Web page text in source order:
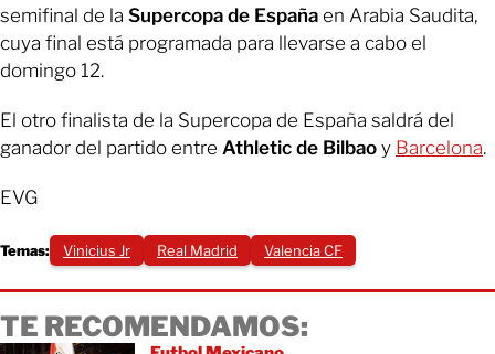
semifinal de la Supercopa de España en Arabia Saudita,
cuya final está programada para llevarse a cabo el
domingo 12.
El otro finalista de la Supercopa de España saldrá del
ganador del partido entre Athletic de Bilbao y Barcelona.
EVG
Temas: Vinicius Jr Real Madrid Valencia CF
TE RECOMENDAMOS: